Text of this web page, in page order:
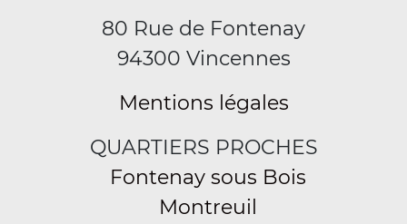
80 Rue de Fontenay
94300 Vincennes
Mentions légales
QUARTIERS PROCHES
Fontenay sous Bois
Montreuil